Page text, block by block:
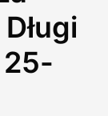
25-